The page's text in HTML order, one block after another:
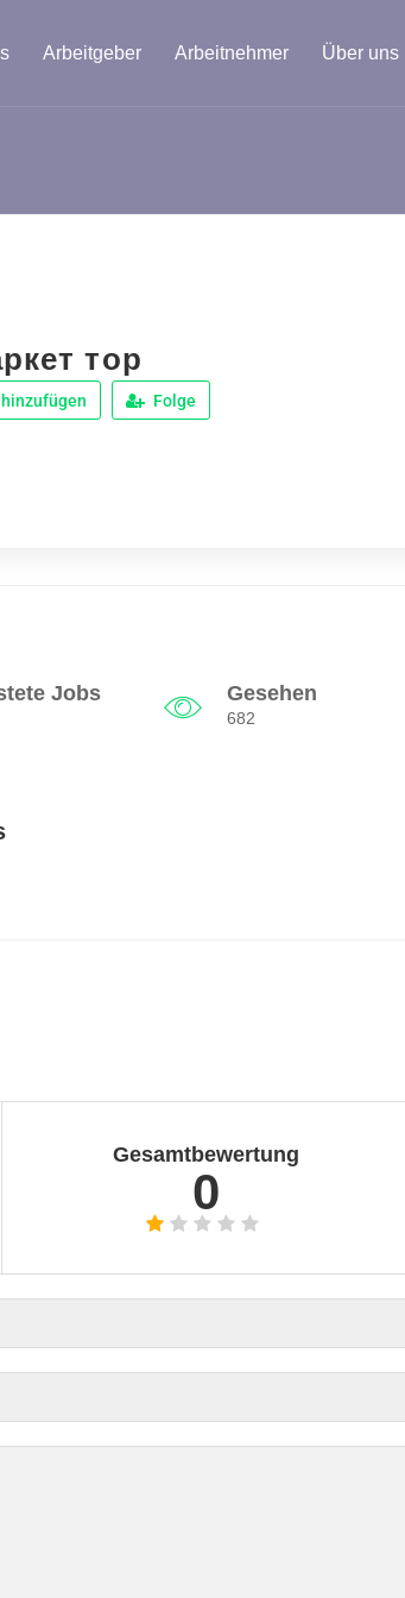
Arbeitgeber Arbeitnehmer Über uns
тор
Folge
Jobs Gesehen
682
Gesamtbewertung
0